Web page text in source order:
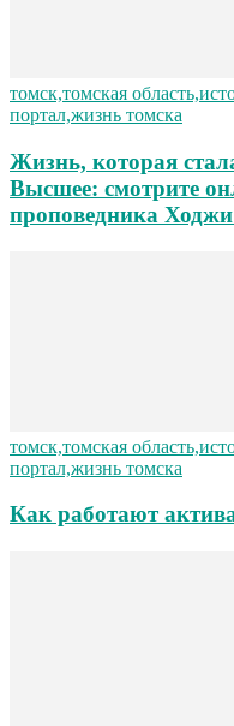
томск,томская
портал,жизнь томска
Жизнь, которая
Высшее: смотрите
проповедника
томск,томская
портал,жизнь томска
Как работают